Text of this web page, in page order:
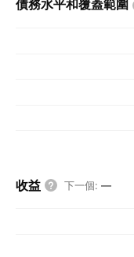
債務水平和覆蓋範圍
收益 下一個: —